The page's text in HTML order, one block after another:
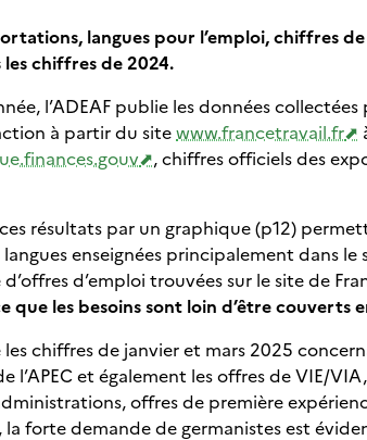
langues pour l’emploi, chiffres de
les chiffres de 2024.
l’ADEAF publie les données
à partir du site www.francetravail.fr
, chiffres officiels des
résultats par un graphique (p12)
enseignées principalement dans le
d’emploi trouvées sur le site de
que les besoins sont loin d’être couverts
chiffres de janvier et mars 2025
l’APEC et également les offres de VIE/
offres de première
la forte demande de germanistes est